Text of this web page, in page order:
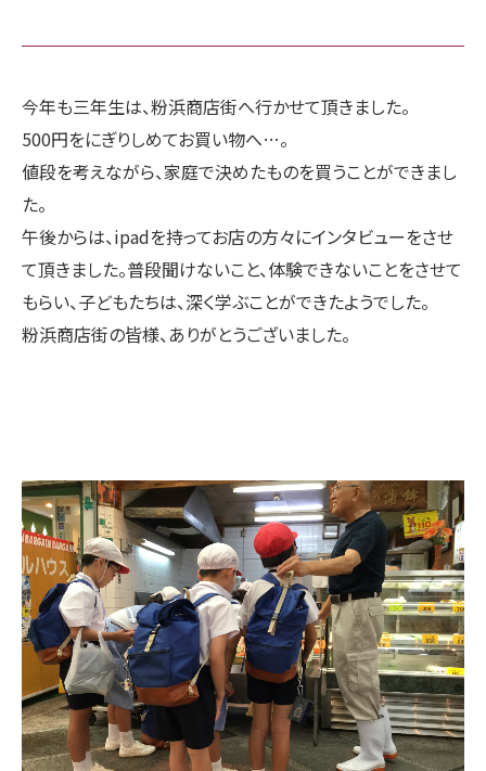
今年も三年生は、粉浜商店街へ行かせて頂きました。
500円をにぎりしめてお買い物へ…。
値段を考えながら、家庭で決めたものを買うことができまし
た。
午後からは、ipadを持ってお店の方々にインタビューをさせ
て頂きました。普段聞けないこと、体験できないことをさせて
もらい、子どもたちは、深く学ぶことができたようでした。
粉浜商店街の皆様、ありがとうございました。